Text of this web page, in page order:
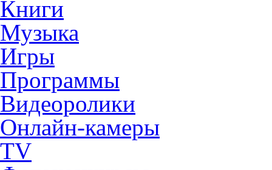
Книги
Музыка
Игры
Программы
Видеоролики
Онлайн-камеры
TV